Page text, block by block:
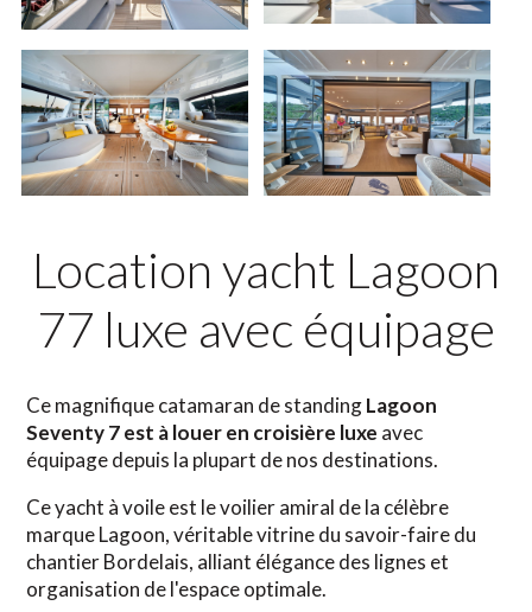
Location yacht Lagoon
77 luxe avec équipage
Ce magnifique catamaran de standingLagoon
Seventy 7 est à louer en croisière luxe avec
équipage depuis la plupart de nos destinations.
Ce yacht à voile est le voilier amiral de la célèbre
marque Lagoon, véritable vitrine du savoir-faire du
chantier Bordelais, alliant élégance des lignes et
organisation de l'espace optimale.